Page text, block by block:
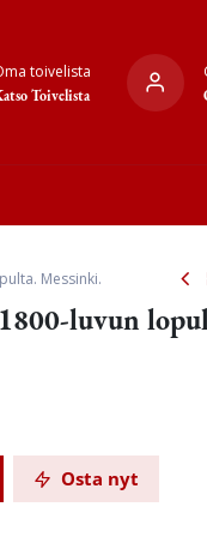
toivelista
Toivelista
Messinki.
luvun
Osta nyt